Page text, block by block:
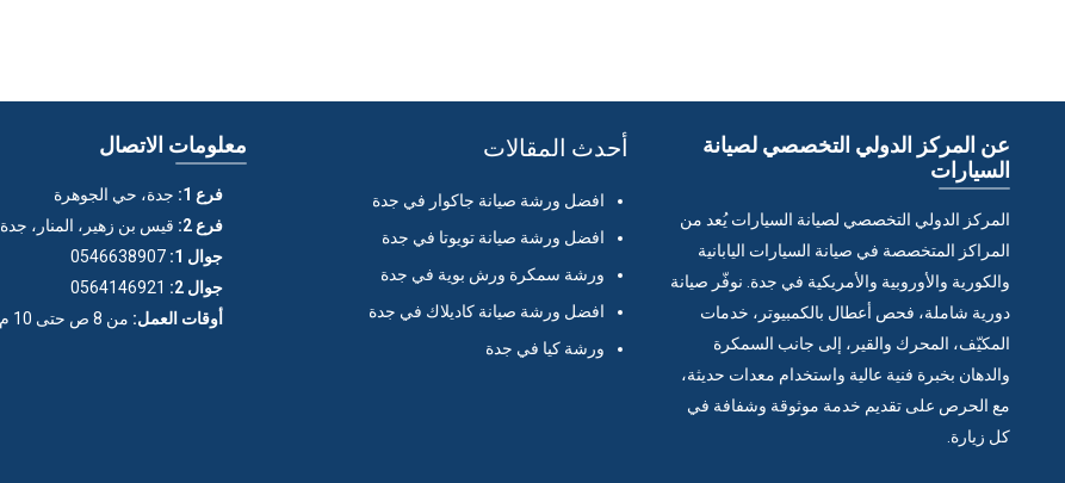
عن المركز الدولي التخصصي لصيانة
السيارات
المركز الدولي التخصصي لصيانة السيارات يُعد من
المراكز المتخصصة في صيانة السيارات اليابانية
والكورية والأوروبية والأمريكية في جدة. نوفّر صيانة
دورية شاملة، فحص أعطال بالكمبيوتر، خدمات
المكيّف، المحرك والقير، إلى جانب السمكرة
والدهان بخبرة فنية عالية واستخدام معدات حديثة،
مع الحرص على تقديم خدمة موثوقة وشفافة في
كل زيارة.
أحدث المقالات
افضل ورشة صيانة جاكوار في جدة
افضل ورشة صيانة تويوتا في جدة
ورشة سمكرة ورش بوية في جدة
افضل ورشة صيانة كاديلاك في جدة
ورشة كيا في جدة
معلومات الاتصال
فرع 1:
جدة، حي الجوهرة
فرع 2:
قيس بن زهير، المنار، جدة
جوال 1:
0546638907
جوال 2:
0564146921
أوقات العمل: من 8 ص حتى 10 م (عدا الجمعة)